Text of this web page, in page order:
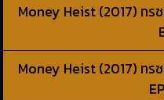
Money Heist (2017) ท
Money Heist (2017) ท